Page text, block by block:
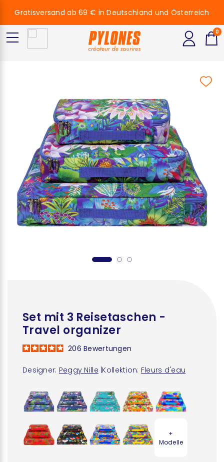
Set mit 3 Reisetaschen -
Travel organizer
Designer: Peggy Nille Kollektion: Fleurs d'eau
206Bewertungen
+
Modelle
Gratisversand ab 69 € in Deutschland und Österreich
0